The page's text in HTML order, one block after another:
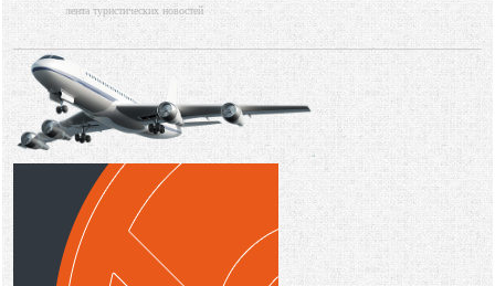
лента туристических новостей